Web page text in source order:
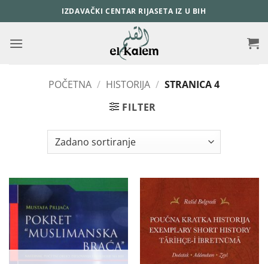
to
content
IZDAVAČKI CENTAR RIJASETA IZ U BIH
POČETNA / HISTORIJA / STRANICA 4
FILTER